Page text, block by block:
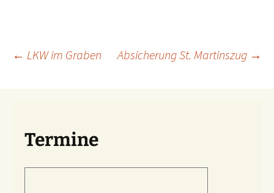
Beitragsnavigation
← LKW im Graben Absicherung St. Martinszug →
Termine